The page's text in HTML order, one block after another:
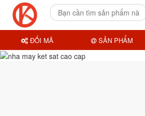
ĐỔI MÃ SẢN PHẨM